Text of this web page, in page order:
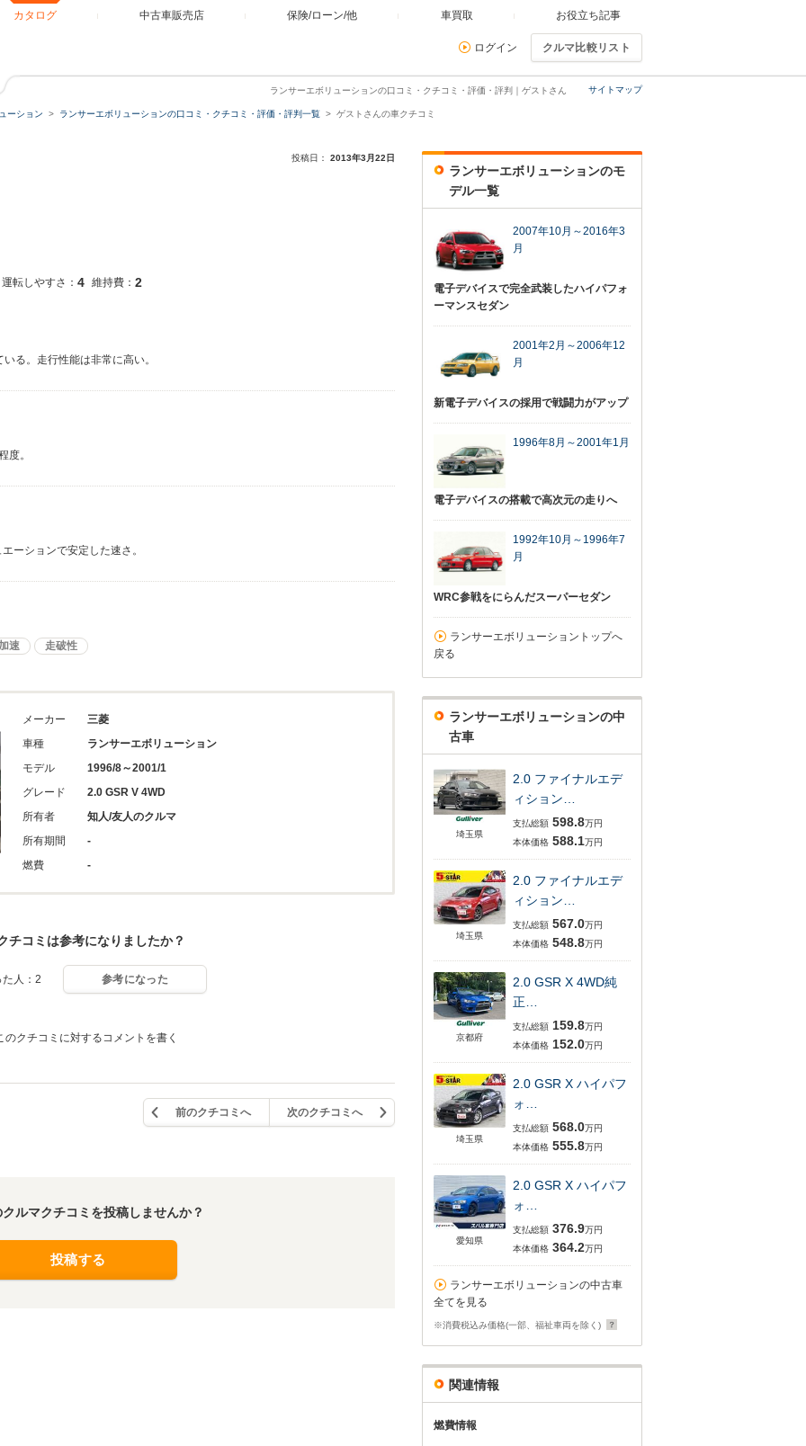
カタログ 中古車販売店 保険/ローン/他 車買取 お役立ち記事
ログイン クルマ比較リスト
サイトマップ
ランサーエボリューションの口コミ・クチコミ・評価・評判｜ゲストさん
ーション ランサーエボリューションの口コミ・クチコミ・評価・評判一覧 ゲストさんの車クチコミ
投稿日： 2013年3月22日
運転しやすさ： 4 維持費： 2
る。走行性能は非常に高い。
度。
ーションで安定した速さ。
速 走破性
メーカー
三菱
車種
ランサーエボリューション
モデル
1996/8～2001/1
グレード
2.0 GSR V 4WD
所有者
知人/友人のクルマ
所有期間
-
燃費
-
チコミは参考になりましたか？
人：2 参考になった
のクチコミに対するコメントを書く
前のクチコミへ 次のクチコミへ
ルマクチコミを投稿しませんか？
投稿する
ランサーエボリューションのモ
デル一覧
2007年10月～2016年3
月
電子デバイスで完全武装したハイパフォ
ーマンスセダン
2001年2月～2006年12
月
新電子デバイスの採用で戦闘力がアップ
1996年8月～2001年1月
電子デバイスの搭載で高次元の走りへ
1992年10月～1996年7
月
WRC参戦をにらんだスーパーセダン
ランサーエボリューショントップへ
戻る
ランサーエボリューションの中
古車
埼玉県
2.0 ファイナルエデ
ィション…
支払総額 598.8万円
本体価格 588.1万円
埼玉県
2.0 ファイナルエデ
ィション…
支払総額 567.0万円
本体価格 548.8万円
京都府
2.0 GSR X 4WD純
正…
支払総額 159.8万円
本体価格 152.0万円
埼玉県
2.0 GSR X ハイパフ
ォ…
支払総額 568.0万円
本体価格 555.8万円
愛知県
2.0 GSR X ハイパフ
ォ…
支払総額 376.9万円
本体価格 364.2万円
ランサーエボリューションの中古車
全てを見る
※消費税込み価格(一部、福祉車両を除く)
関連情報
燃費情報